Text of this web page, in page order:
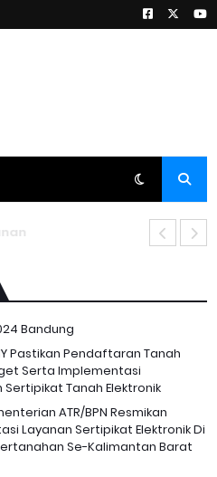
Bandung
Pastikan Pendaftaran Tanah
Serta Implementasi
Tanah Elektronik
ATR/BPN Resmikan
Layanan Sertipikat Elektronik Di
Se-Kalimantan Barat